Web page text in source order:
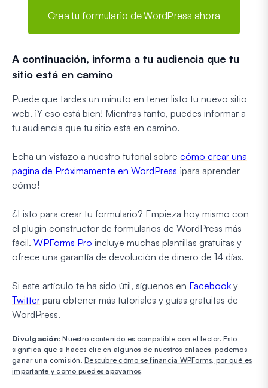
Crea tu formulario de WordPress ahora
A continuación, informa a tu audiencia que tu
sitio está en camino
Puede que tardes un minuto en tener listo tu nuevo sitio
web. ¡Y eso está bien! Mientras tanto, puedes informar a
tu audiencia que tu sitio está en camino.
Echa un vistazo a nuestro tutorial sobre cómo crear una
página de Próximamente en WordPress ¡para aprender
cómo!
¿Listo para crear tu formulario? Empieza hoy mismo con
el plugin constructor de formularios de WordPress más
fácil. WPForms Pro incluye muchas plantillas gratuitas y
ofrece una garantía de devolución de dinero de 14 días.
Si este artículo te ha sido útil, síguenos en Facebook y
Twitter para obtener más tutoriales y guías gratuitas de
WordPress.
Divulgación: Nuestro contenido es compatible con el lector. Esto
significa que si haces clic en algunos de nuestros enlaces, podemos
ganar una comisión. Descubre cómo se financia WPForms, por qué es
importante y cómo puedes apoyarnos.